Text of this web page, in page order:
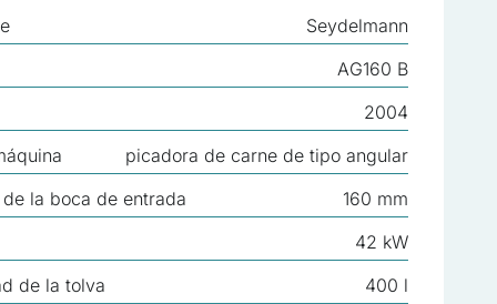
Seydelmann
AG160 B
2004
picadora de carne de tipo angular
la boca de entrada
160 mm
42 kW
de la tolva
400 l